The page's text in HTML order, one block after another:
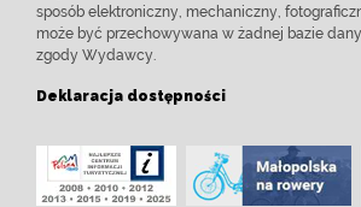
sposób elektroniczny, mechaniczny,
może być przechowywana w żadnej bazie
zgody Wydawcy.
Deklaracja dostępności